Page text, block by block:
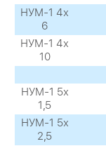
НУМ-1 4х
6
НУМ-1 4х
10
НУМ-1 5х
1,5
НУМ-1 5х
2,5